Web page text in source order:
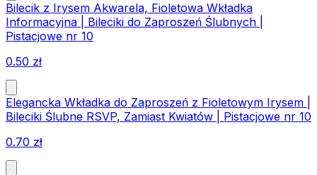
Bilecik z Irysem Akwarela, Fioletowa Wkładka
Informacyjna | Bileciki do Zaproszeń Ślubnych |
Pistacjowe nr 10
0.50 zł
Elegancka Wkładka do Zaproszeń z Fioletowym Irysem |
Bileciki Ślubne RSVP, Zamiast Kwiatów | Pistacjowe nr 10
0.70 zł